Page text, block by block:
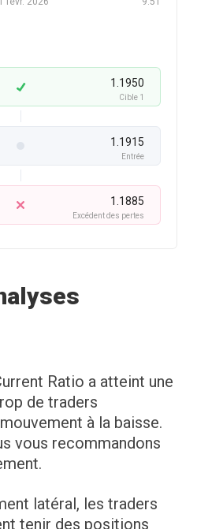
1.1950
Cible 1
1.1915
Entrée
1.1885
Excédent des pertes
Ratio a atteint une
de traders
à la baisse.
vous recommandons
latéral, les traders
tenir des positions